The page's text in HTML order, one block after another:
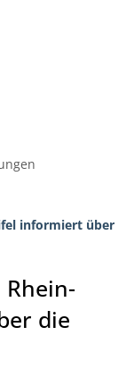
informiert über
die